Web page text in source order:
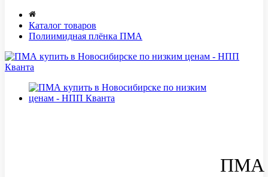
Каталог товаров
Полиимидная плёнка ПМА
ПМА